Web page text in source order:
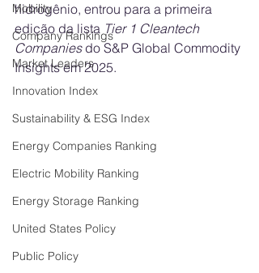
Mobility
Company Rankings
Market Leaders
Innovation Index
Sustainability & ESG Index
Energy Companies Ranking
Electric Mobility Ranking
Energy Storage Ranking
United States Policy
Public Policy
hidrogênio, entrou para a primeira
edição da lista Tier 1 Cleantech
Companies do S&P Global Commodity
Insights em 2025.